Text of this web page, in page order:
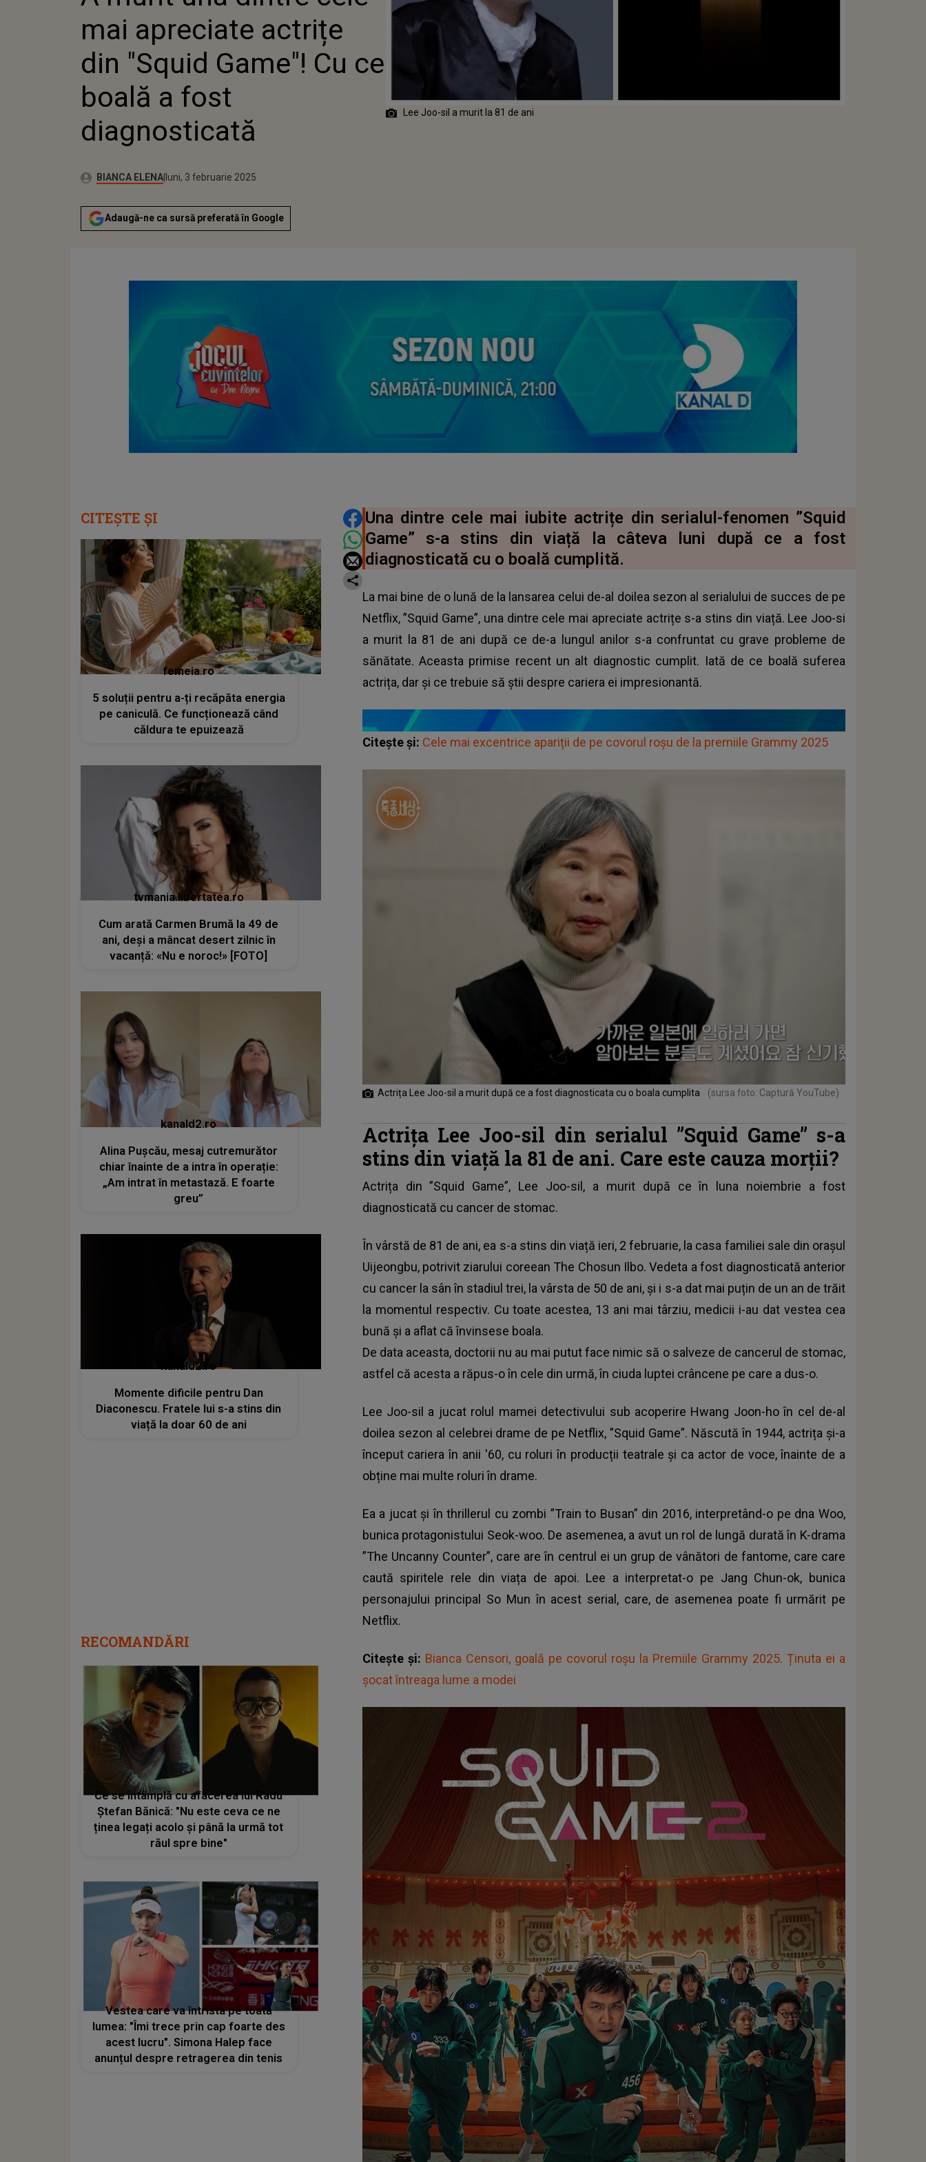
GAME"! CU CE BOALĂ A
FOST DIAGNOSTICATĂ
mai apreciate actrițe
din "Squid Game"! Cu ce
boală a fost
diagnosticată
Autor:BIANCA ELENAPublicat:
luni, 3 februarie 2025
Actualizat:
luni, 3 februarie 2025
Adaugă-ne ca sursă preferată în Google
Lee Joo-sil a murit la 81 de ani
DISTRIBUIE ARTICOLUL
Una dintre cele mai iubite actrițe din serialul-fenomen ”Squid
Game” s-a stins din viață la câteva luni după ce a fost
diagnosticată cu o boală cumplită.
La mai bine de o lună de la lansarea celui de-al doilea sezon al serialului de succes de pe
Netflix, ”Squid Game”, una dintre cele mai apreciate actrițe s-a stins din viață. Lee Joo-si
a murit la 81 de ani după ce de-a lungul anilor s-a confruntat cu grave probleme de
sănătate. Aceasta primise recent un alt diagnostic cumplit. Iată de ce boală suferea
actrița, dar și ce trebuie să știi despre cariera ei impresionantă.
Citește și: Cele mai excentrice apariții de pe covorul roșu de la premiile Grammy 2025
Actrița Lee Joo-sil a murit după ce a fost diagnosticata cu o boala cumplita (sursa foto: Captură YouTube)
Actrița Lee Joo-sil din serialul ”Squid Game” s-a
stins din viață la 81 de ani. Care este cauza morții?
Actrițadin ”Squid Game”, Lee Joo-sil, a murit după ce în luna noiembrie a fost
diagnosticată cu cancer de stomac.
În vârstă de 81 de ani, ea s-a stins din viață ieri, 2 februarie, la casa familiei sale din orașul
Uijeongbu, potrivit ziarului coreean The Chosun Ilbo. Vedeta a fost diagnosticată anterior
cu cancer la sân în stadiul trei, la vârsta de 50 de ani, și i s-a dat mai puțin de un an de trăit
la momentul respectiv. Cu toate acestea, 13 ani mai târziu, medicii i-au dat vestea cea
bună și a aflat că învinsese boala.
De data aceasta, doctorii nu au mai putut face nimic să o salveze de cancerul de stomac,
astfel că acesta a răpus-o în cele din urmă, în ciuda luptei crâncene pe care a dus-o.
Lee Joo-sil a jucat rolul mamei detectivului sub acoperire Hwang Joon-ho în cel de-al
doilea sezon al celebrei drame de pe Netflix, ”Squid Game”. Născută în 1944, actrița și-a
început cariera în anii '60, cu roluri în producții teatrale și ca actor de voce, înainte de a
obține mai multe roluri în drame.
Ea a jucat și în thrillerul cu zombi ”Train to Busan” din 2016, interpretând-o pe dna Woo,
bunica protagonistului Seok-woo. De asemenea, a avut un rol de lungă durată în K-drama
”The Uncanny Counter”, care are în centrul ei un grup de vânători de fantome, care care
caută spiritele rele din viața de apoi. Lee a interpretat-o pe Jang Chun-ok, bunica
personajului principal So Mun în acest serial, care, de asemenea poate fi urmărit pe
Netflix.
Citește și: Bianca Censori, goală pe covorul roșu la Premiile Grammy 2025. Ținuta ei a
șocat întreaga lume a modei
CITEȘTE ȘI
femeia.ro
5 soluții pentru a-ți recăpăta energia
pe caniculă. Ce funcționează când
căldura te epuizează
tvmania.libertatea.ro
Cum arată Carmen Brumă la 49 de
ani, deși a mâncat desert zilnic în
vacanță: «Nu e noroc!» [FOTO]
kanald2.ro
Alina Pușcău, mesaj cutremurător
chiar înainte de a intra în operație:
„Am intrat în metastază. E foarte
greu”
kanald2.ro
Momente dificile pentru Dan
Diaconescu. Fratele lui s-a stins din
viață la doar 60 de ani
RECOMANDĂRI
Ce se întâmplă cu afacerea lui Radu
Ștefan Bănică: "Nu este ceva ce ne
ținea legați acolo și până la urmă tot
răul spre bine"
Vestea care va întrista pe toată
lumea: "Îmi trece prin cap foarte des
acest lucru". Simona Halep face
anunțul despre retragerea din tenis